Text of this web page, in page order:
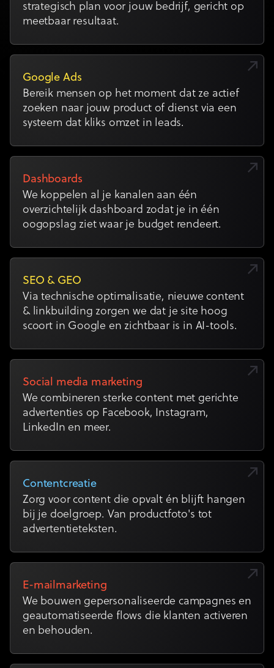
strategisch plan voor jouw bedrijf, gericht op
meetbaar resultaat.
Google Ads
Bereik mensen op het moment dat ze actief
zoeken naar jouw product of dienst via een
systeem dat kliks omzet in leads.
Dashboards
We koppelen al je kanalen aan één
overzichtelijk dashboard zodat je in één
oogopslag ziet waar je budget rendeert.
SEO & GEO
Via technische optimalisatie, nieuwe content
& linkbuilding zorgen we dat je site hoog
scoort in Google en zichtbaar is in AI-tools.
Social media marketing
We combineren sterke content met gerichte
advertenties op Facebook, Instagram,
LinkedIn en meer.
Contentcreatie
Zorg voor content die opvalt én blijft hangen
bij je doelgroep. Van productfoto's tot
advertentieteksten.
E-mailmarketing
We bouwen gepersonaliseerde campagnes en
geautomatiseerde flows die klanten activeren
en behouden.